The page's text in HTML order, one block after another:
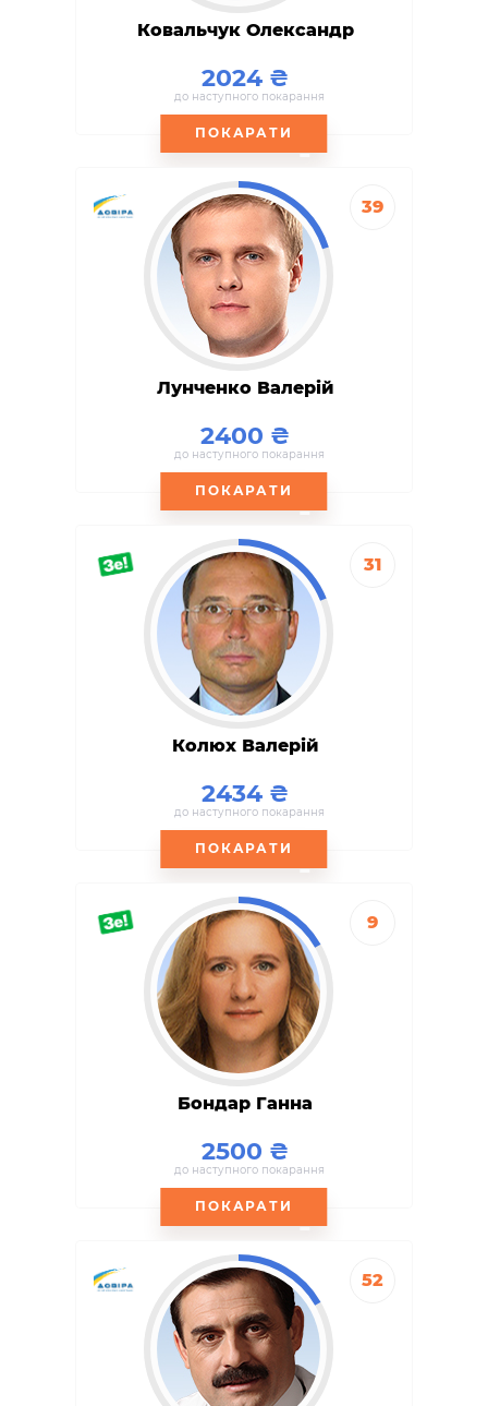
Ковальчук Олександр
2024
до наступного покарання
ПОКАРАТИ
39
Лунченко Валерій
2400
до наступного покарання
ПОКАРАТИ
31
Колюх Валерій
2434
до наступного покарання
ПОКАРАТИ
9
Бондар Ганна
2500
до наступного покарання
ПОКАРАТИ
52